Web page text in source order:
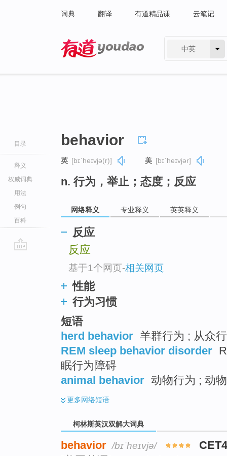
词典 翻译 有道精品课 云笔记
中英
目录
释义
权威词典
用法
例句
百科
behavior
英 [bɪˈheɪvjə(r)] 美 [bɪˈheɪvjər]
n. 行为，举止；态度；反应
网络释义 专业释义 英英释义
反应
反应
基于1个网页-相关网页
性能
行为习惯
短语
herd behavior 羊群行为 ; 从众
REM sleep behavior disorder
眠行为障碍
animal behavior 动物行为 ; 动
更多网络短语
柯林斯英汉双解大词典
behavior /bɪˈheɪvjə/